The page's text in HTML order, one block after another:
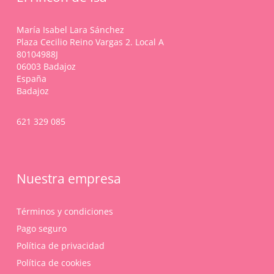
María Isabel Lara Sánchez
Plaza Cecilio Reino Vargas 2. Local A
80104988J
06003 Badajoz
España
Badajoz
621 329 085
Nuestra empresa
Términos y condiciones
Pago seguro
Política de privacidad
Política de cookies